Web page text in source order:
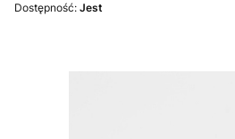
Dostępność: Jest